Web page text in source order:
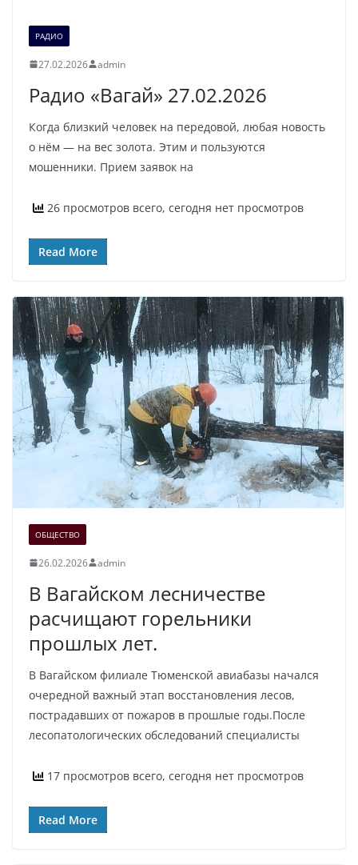
РАДИО
27.02.2026 admin
Радио «Вагай» 27.02.2026
Когда близкий человек на передовой, любая новость
о нём — на вес золота. Этим и пользуются
мошенники. Прием заявок на
26 просмотров всего, сегодня нет просмотров
Read More
ОБЩЕСТВО
26.02.2026 admin
В Вагайском лесничестве
расчищают горельники
прошлых лет.
В Вагайском филиале Тюменской авиабазы начался
очередной важный этап восстановления лесов,
пострадавших от пожаров в прошлые годы.После
лесопатологических обследований специалисты
17 просмотров всего, сегодня нет просмотров
Read More